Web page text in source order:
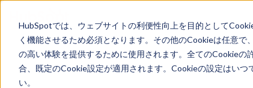
HubSpotでは、ウェブサイトの利便性向上を目的として
く機能させるため必須となります。その他のCookieは任意
の高い体験を提供するために使用されます。全てのCookie
合、既定のCookie設定が適用されます。Cookieの設定はい
い。